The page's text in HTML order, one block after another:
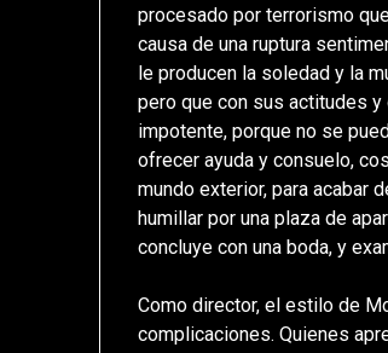
procesado por terrorismo
causa de una ruptura
le producen la soledad y la
pero que con sus actitudes
impotente, porque no se
ofrecer ayuda y consuelo,
mundo exterior, para acabar
humillar por una plaza de
concluye con una boda, y
Como director, el estilo de
complicaciones. Quienes